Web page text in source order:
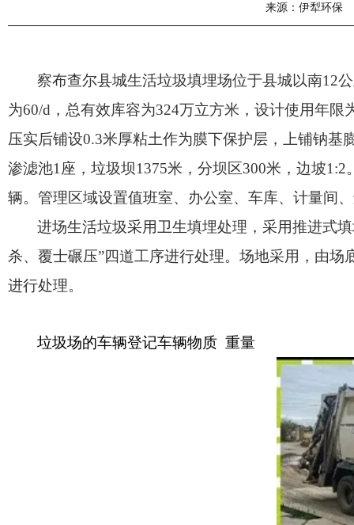
来源：伊犁环保
察布查尔县城生活垃圾填埋场位于县城以南12
为60/d，总有效库容为324万立方米，设计使用年
压实后铺设0.3米厚粘土作为膜下保护层，上铺钠基
渗滤池1座，垃圾坝1375米，分坝区300米，边坡
辆。管理区域设置值班室、办公室、车库、计量间
进场生活垃圾采用卫生填埋处理，采用推进式
杀、覆士碾压”四道工序进行处理。场地采用，由
进行处理。
垃圾场的车辆登记车辆物质 重量